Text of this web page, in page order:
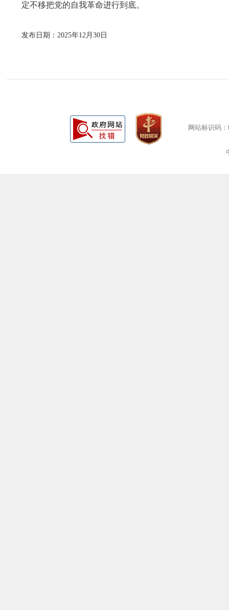
定不移把党的自我革命进行到底。
发布日期：2025年12月30日
网站标识码